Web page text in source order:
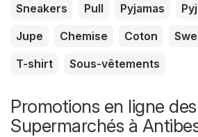
Sneakers Pull Pyjamas
Jupe
Chemise Coton
T-shirt
Sous-vêtements
Promotions en ligne
Supermarchés à